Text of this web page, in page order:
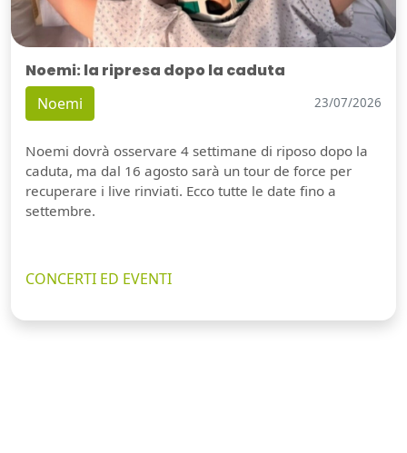
Noemi: la ripresa dopo la caduta
Noemi 23/07/2026
Noemi dovrà osservare 4 settimane di riposo dopo la
caduta, ma dal 16 agosto sarà un tour de force per
recuperare i live rinviati. Ecco tutte le date fino a
settembre.
CONCERTI ED EVENTI